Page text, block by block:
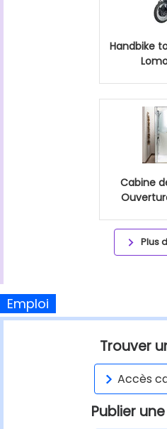
Handbike
Cabine
Plus
Emploi
Trouver
Accès
Publier